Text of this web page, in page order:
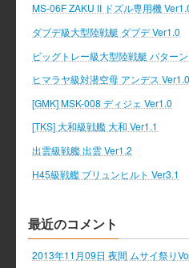
MS-06F ZAKU II ドズル専用機
ダブデ級大型陸戦艇 ダブデ Ver1.0
ビッグトレー級大型陸戦艇 バター
ヒマラヤ級対潜空母 アンデス Ver1.0
[GMK] MSK-008 ディジェ Ver1.0
[TKS] 大和級戦艦 大和 Ver1.1
出雲級戦艦 出雲 Ver1.2
H45級戦艦 ブリュンヒルト Ver3.1
最近のコメント
2013年11月09日 夜間 ムサイ祭り